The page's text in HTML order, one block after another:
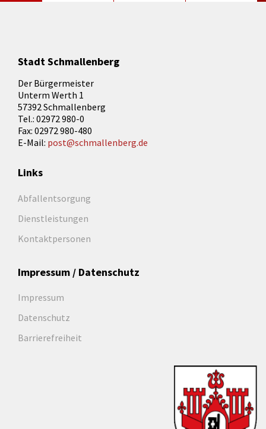
Stadt Schmallenberg
Der Bürgermeister
Unterm Werth 1
57392 Schmallenberg
Tel.: 02972 980-0
Fax: 02972 980-480
E-Mail: post@schmallenberg.de
Links
Abfallentsorgung
Dienstleistungen
Kontaktpersonen
Impressum / Datenschutz
Impressum
Datenschutz
Barrierefreiheit